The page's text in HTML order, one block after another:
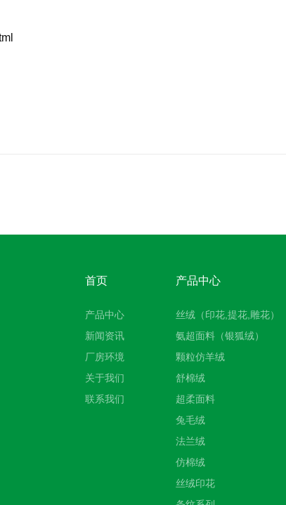
首页
产品中心
新闻资讯
厂房环境
关于我们
联系我们
产品中心
丝绒（印花,提花,雕花）
氨超面料（银狐绒）
颗粒仿羊绒
舒棉绒
超柔面料
兔毛绒
法兰绒
仿棉绒
丝绒印花